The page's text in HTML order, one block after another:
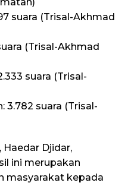
suara (Trisal-Akhmad
(Trisal-Akhmad
suara (Trisal-
3.782 suara (Trisal-
Haedar Djidar,
ini merupakan
masyarakat kepada